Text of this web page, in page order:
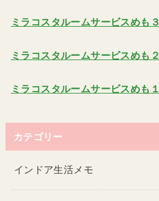
ミラコスタルームサービスめも３
ミラコスタルームサービスめも２
ミラコスタルームサービスめも１
カテゴリー
インドア生活メモ